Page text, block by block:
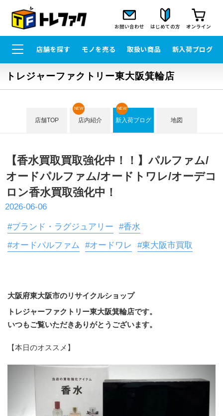
お問い合わせ はじめての方 オンライン
店舗を探す モノを売る 取扱い商品 新入荷ブログ
トレジャーファクトリー東大阪箕輪店
店舗TOP 店内紹介
NEW
新入荷ブログ
NEW
地図
【香水買取買取強化中！！】パルファム/
オードパルファム/オードトワレ/オーデコ
ロン香水買取強化中！
2026-06-06
#ブランド・ラグジュアリー
#香水
#オードパルファム
#オードワレ #東大阪市買取
大阪府東大阪市のリサイクルショップ
トレジャーファクトリー東大阪箕輪店です。
いつもご覧いただきありがとうございます。
【本日のオススメ】